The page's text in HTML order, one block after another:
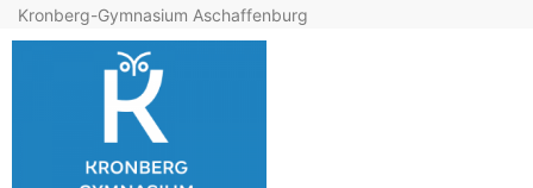
Kronberg-Gymnasium Aschaffenburg